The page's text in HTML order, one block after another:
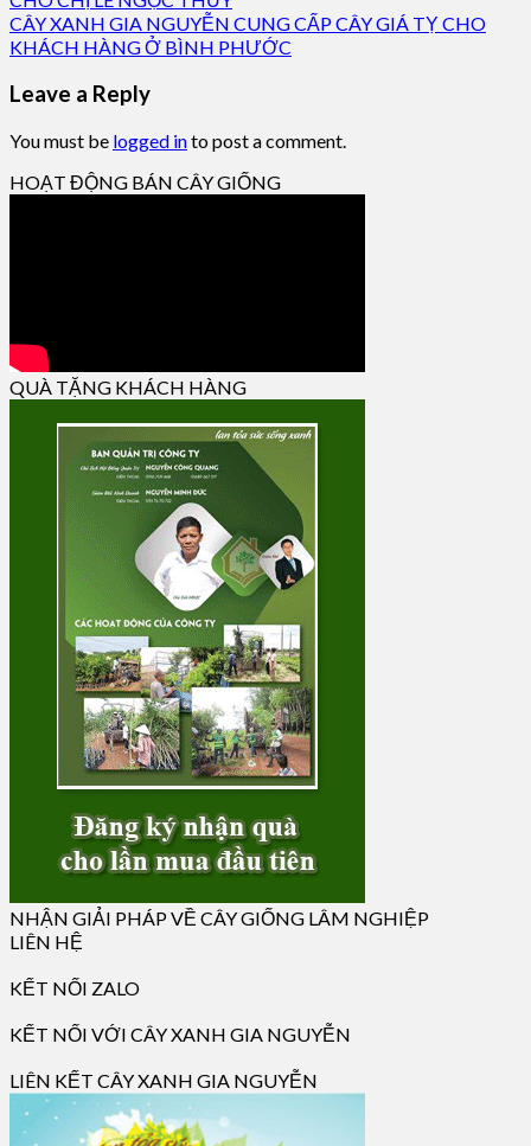
CÂY XANH GIA NGUYỄN CUNG CẤP CÂY GIÁ TỴ CHO
KHÁCH HÀNG Ở BÌNH PHƯỚC
Leave a Reply
You must be logged into post a comment.
HOẠT ĐỘNG BÁN CÂY GIỐNG
QUÀ TẶNG KHÁCH HÀNG
NHẬN GIẢI PHÁP VỀ CÂY GIỐNG LÂM NGHIỆP
LIÊN HỆ
KẾT NỐI ZALO
KẾT NỐI VỚI CÂY XANH GIA NGUYỄN
LIÊN KẾT CÂY XANH GIA NGUYỄN